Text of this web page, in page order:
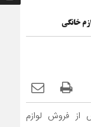
خانگی